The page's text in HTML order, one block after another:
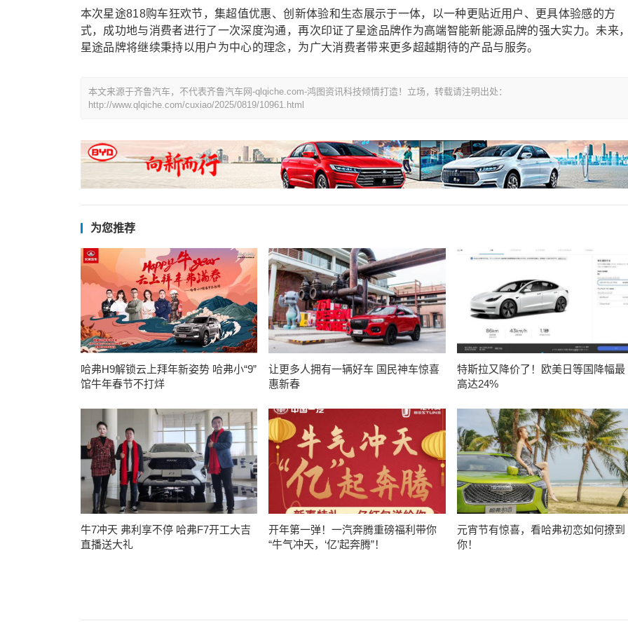
本次星途818购车狂欢节，集超值优惠、创新体验和生态展示于一体，以一种更贴近用户、更具体验感的方
式，成功地与消费者进行了一次深度沟通，再次印证了星途品牌作为高端智能新能源品牌的强大实力。未来
星途品牌将继续秉持以用户为中心的理念，为广大消费者带来更多超越期待的产品与服务。
本文来源于齐鲁汽车，不代表齐鲁汽车网-qlqiche.com-鸿图资讯科技倾情打造！立场，转载请注明出处：
http://www.qlqiche.com/cuxiao/2025/0819/10961.html
为您推荐
哈弗H9解锁云上拜年新姿势 哈弗小“9”
馆牛年春节不打烊
让更多人拥有一辆好车 国民神车惊喜
惠新春
特斯拉又降价了！欧美日等国降幅最
高达24%
牛7冲天 弗利享不停 哈弗F7开工大吉
直播送大礼
开年第一弹！一汽奔腾重磅福利带你
“牛气冲天，‘亿’起奔腾”！
元宵节有惊喜，看哈弗初恋如何撩到
你！